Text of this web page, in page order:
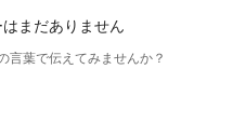
まだありません
言葉で伝えてみませんか？